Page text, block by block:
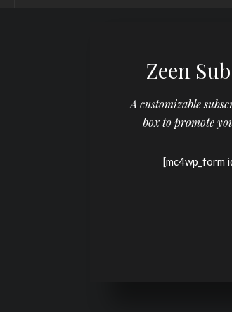
Zeen
A customizable
box to promote
[mc4wp_form